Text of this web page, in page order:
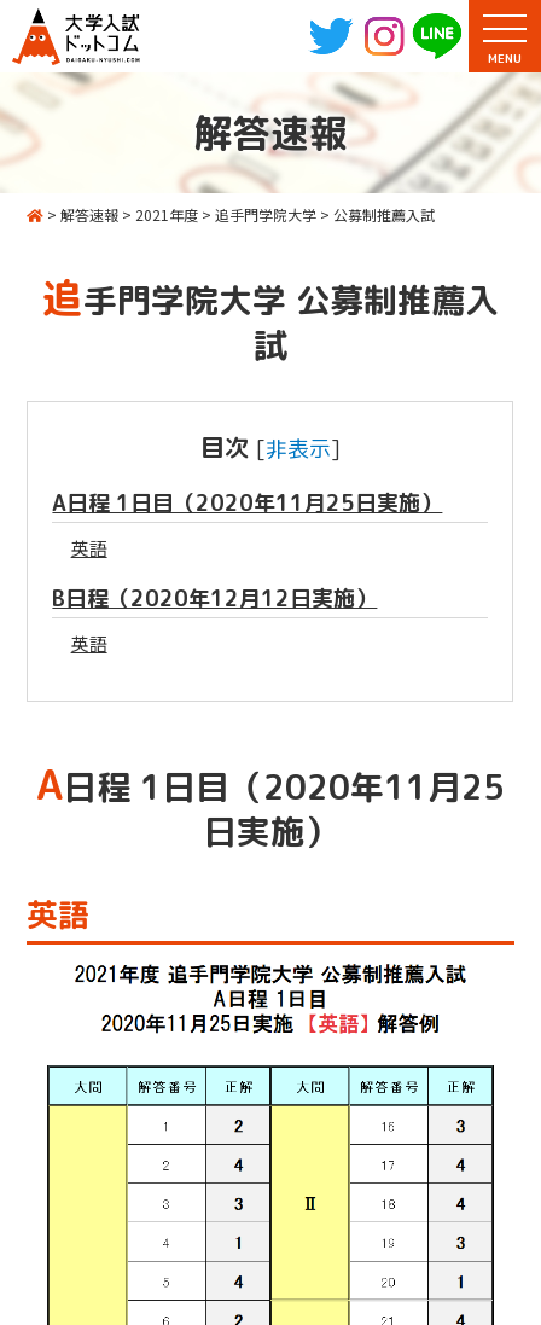
MENU
解答速報
>解答速報 > 2021年度 >追手門学院大学 >公募制推薦入試
追手門学院大学 公募制推薦入
試
目次 [非表示]
A日程 1日目（2020年11月25日実施）
英語
B日程（2020年12月12日実施）
英語
A日程 1日目（2020年11月25
日実施）
英語